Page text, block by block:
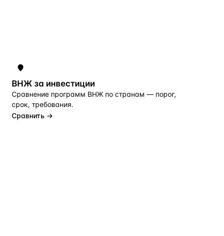
ВНЖ за инвестиции
Сравнение программ ВНЖ по странам — порог,
срок, требования.
Сравнить →